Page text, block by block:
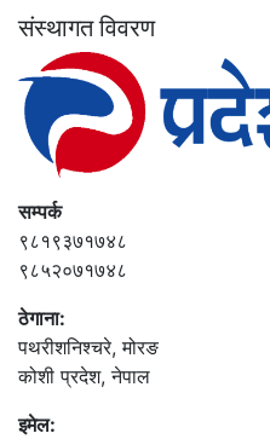
संस्थागत विवरण
सम्पर्क
९८१९३७१७४८
९८५२०७१७४८
ठेगाना:
पथरीशनिश्‍चरे, मोरङ
कोशी प्रदेश, नेपाल
इमेल: